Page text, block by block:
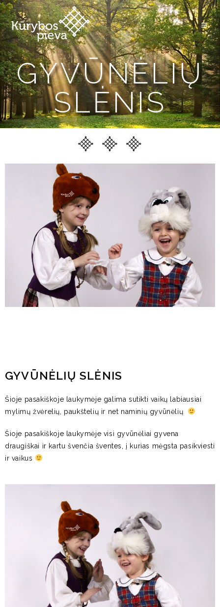
GYVŪNĖLIŲ
SLĖNIS
GYVŪNĖLIŲ SLĖNIS
Šioje pasakiškoje laukymėje galima sutikti vaikų labiausiai
mylimų žvėrelių, paukštelių ir net naminių gyvūnėlių
Šioje pasakiškoje laukymėje visi gyvūnėliai gyvena
draugiškai ir kartu švenčia šventes, į kurias mėgsta pasikviesti
ir vaikus